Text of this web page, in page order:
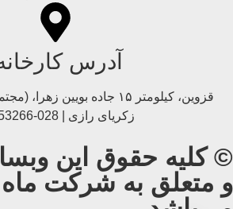
آدرس
قزوین، کیلومتر ۱۵ جاده بويین
زکریای رازی | 028-33453266
© کلیه حقوق این
و متعلق به شرکت ماه